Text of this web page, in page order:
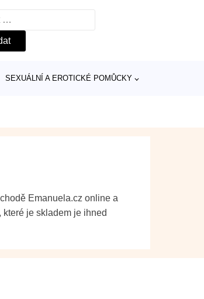
SEXUÁLNÍ A EROTICKÉ POMŮCKY
Emanuela.cz online a
je skladem je ihned